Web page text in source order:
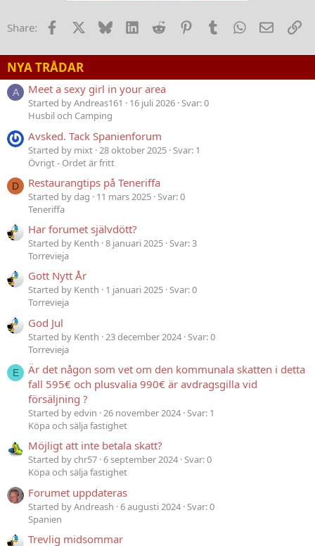
Share: Facebook Bluesky LinkedInReddit PinterestTumblrWhatsApp
E-post
NYA TRÅDAR
A Meet a sexy girl in your area
Started by Andreas161 16 juli 2026 Svar: 0
Husbil och Camping
Avsked. Tack Spanienforum
Started by mixt 28 oktober 2025 Svar: 1
Övrigt - Ordet är fritt
D Restaurangtips på Teneriffa
Started by dag 11 mars 2025 Svar: 0
Teneriffa
Har forumet självdött?
Started by Kenth 8 januari 2025 Svar: 3
Torrevieja
Gott Nytt År
Started by Kenth 1 januari 2025 Svar: 0
Torrevieja
God Jul
Started by Kenth 23 december 2024 Svar: 0
Torrevieja
E
Är det någon som vet om den kommunala skatten i detta
fall 595€ och plusvalia 990€ är avdragsgilla vid
försäljning ?
Started by edvin 26 november 2024 Svar: 1
Köpa och sälja fastighet
Möjligt att inte betala skatt?
Started by chr57 6 september 2024 Svar: 0
Köpa och sälja fastighet
Forumet uppdateras
Started by Andreash 6 augusti 2024 Svar: 0
Spanien
Trevlig midsommar